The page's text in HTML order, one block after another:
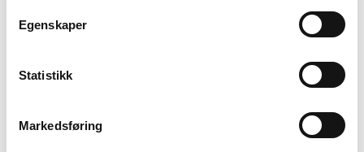
Egenskaper
Statistikk
Markedsføring
bakover i distribusjonskjeden, som benyttes i
forbindelse med leveranser av varer til
disse.
Jobbe aktivt med aktsomhetsvurderinger, og vise
vilje og evne til kontinuerlig forbedring med